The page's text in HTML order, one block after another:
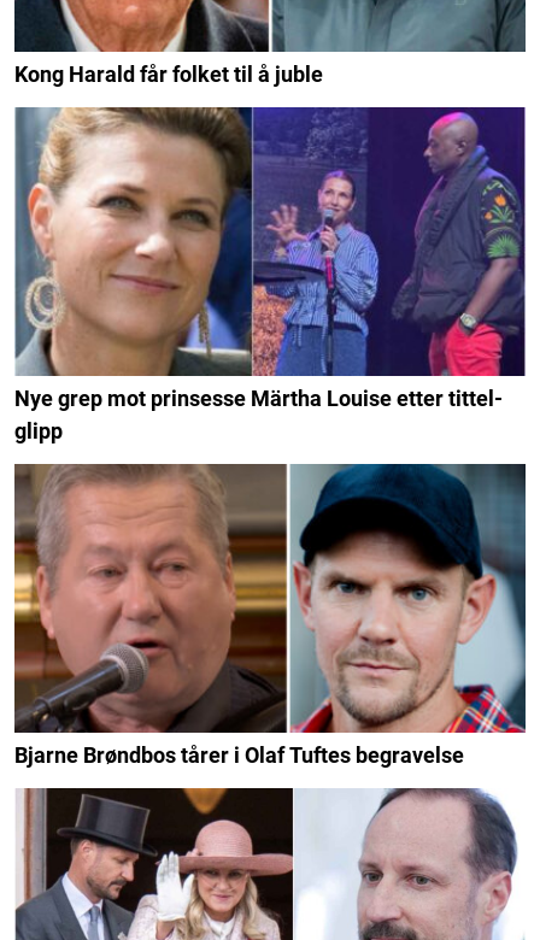
Kong Harald får folket til å juble
Nye grep mot prinsesse Märtha Louise etter tittel-
glipp
Bjarne Brøndbos tårer i Olaf Tuftes begravelse